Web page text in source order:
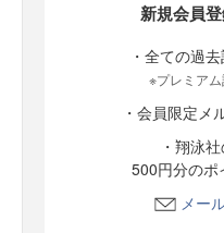
新規会員
・全ての過
※プレミア
・会員限定メ
・翔泳
500円分のポ
メー